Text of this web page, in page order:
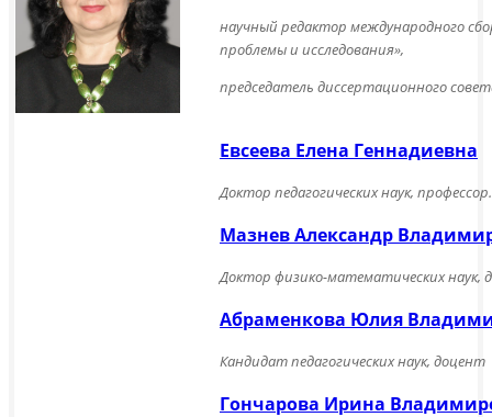
научный редактор международного
проблемы и исследования»,
председатель диссертационного
Евсеева Елена Геннадиевна
Доктор педагогических наук, профессор.
Мазнев Александр
Доктор физико-математических наук,
Абраменкова Юлия
Кандидат педагогических наук, доцент
Гончарова Ирина